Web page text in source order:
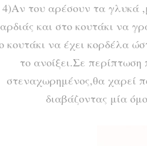
4)Αν του αρέσουν τα γλυκά
και στο κουτάκι να
κουτάκι να έχει κορδέλα
το ανοίξει.Σε περίπτωση
στεναχωρημένος,θα χαρεί
διαβάζοντας μία